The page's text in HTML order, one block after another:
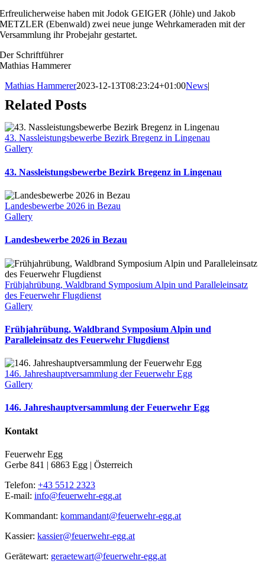
Erfreulicherweise haben mit Jodok GEIGER (Jöhle) und Jakob
METZLER (Ebenwald) zwei neue junge Wehrkameraden mit der
Versammlung ihr Probejahr gestartet.
Der Schriftführer
Mathias Hammerer
Mathias Hammerer2023-12-13T08:23:24+01:00News|
Related Posts
43. Nassleistungsbewerbe Bezirk Bregenz in Lingenau
Gallery
43. Nassleistungsbewerbe Bezirk Bregenz in Lingenau
Landesbewerbe 2026 in Bezau
Gallery
Landesbewerbe 2026 in Bezau
Frühjahrübung, Waldbrand Symposium Alpin und Paralleleinsatz
des Feuerwehr Flugdienst
Gallery
Frühjahrübung, Waldbrand Symposium Alpin und
Paralleleinsatz des Feuerwehr Flugdienst
146. Jahreshauptversammlung der Feuerwehr Egg
Gallery
146. Jahreshauptversammlung der Feuerwehr Egg
Kontakt
Feuerwehr Egg
Gerbe 841 | 6863 Egg | Österreich
Telefon: +43 5512 2323
E-mail: info@feuerwehr-egg.at
Kommandant: kommandant@feuerwehr-egg.at
Kassier: kassier@feuerwehr-egg.at
Gerätewart: geraetewart@feuerwehr-egg.at